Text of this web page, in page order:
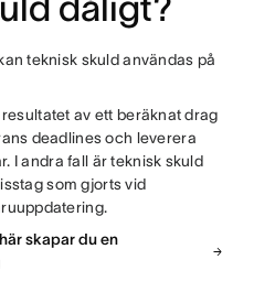
dåligt?
teknisk skuld användas på
av ett beräknat drag
deadlines och leverera
I andra fall är teknisk skuld
som gjorts vid
skapar du en